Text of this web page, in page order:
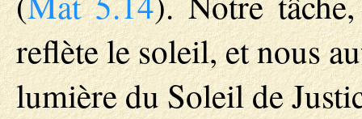
reflète le soleil, et nous
lumière du Soleil de